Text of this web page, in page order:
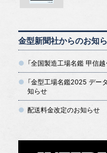
金型新聞社からのお知
「全国製造工場名鑑 甲信越
「金型工場名鑑2025 デー
知らせ
配送料金改定のお知らせ